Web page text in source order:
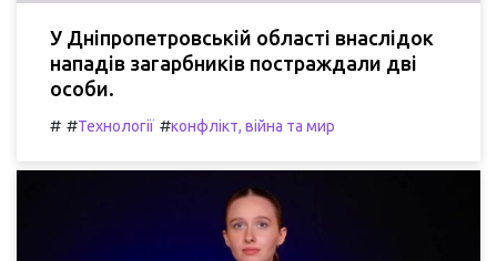
У Дніпропетровській області внаслідок
нападів загарбників постраждали дві
особи.
# #Технології #конфлікт, війна та мир